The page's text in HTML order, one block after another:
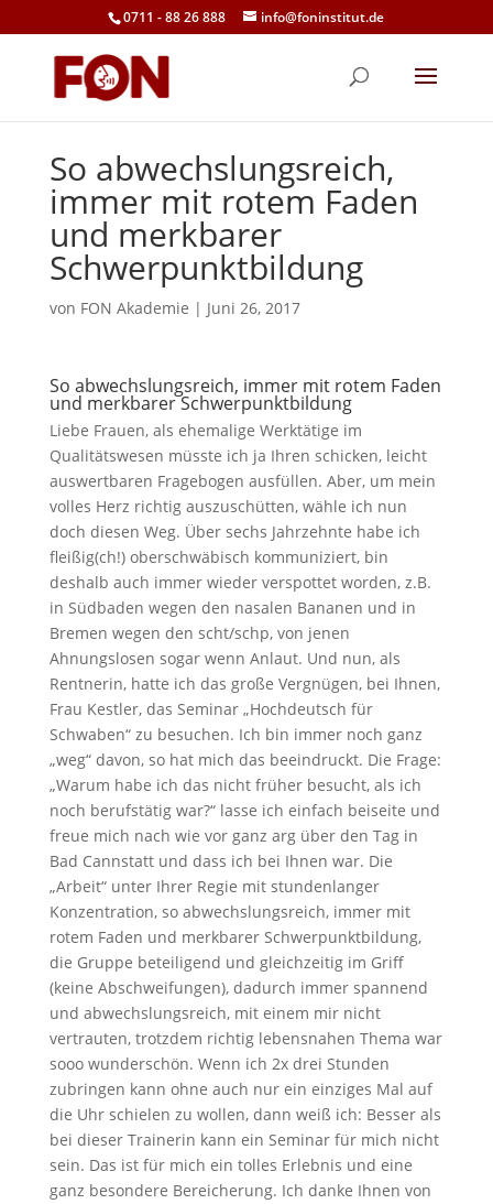
0711 - 88 26 888 info@foninstitut.de
So abwechslungsreich,
immer mit rotem Faden
und merkbarer
Schwerpunktbildung
von FON Akademie | Juni 26, 2017
So abwechslungsreich, immer mit rotem Faden
und merkbarer Schwerpunktbildung
Liebe Frauen, als ehemalige Werktätige im
Qualitätswesen müsste ich ja Ihren schicken, leicht
auswertbaren Fragebogen ausfüllen. Aber, um mein
volles Herz richtig auszuschütten, wähle ich nun
doch diesen Weg. Über sechs Jahrzehnte habe ich
fleißig(ch!) oberschwäbisch kommuniziert, bin
deshalb auch immer wieder verspottet worden, z.B.
in Südbaden wegen den nasalen Bananen und in
Bremen wegen den scht/schp, von jenen
Ahnungslosen sogar wenn Anlaut. Und nun, als
Rentnerin, hatte ich das große Vergnügen, bei Ihnen,
Frau Kestler, das Seminar „Hochdeutsch für
Schwaben“ zu besuchen. Ich bin immer noch ganz
„weg“ davon, so hat mich das beeindruckt. Die Frage:
„Warum habe ich das nicht früher besucht, als ich
noch berufstätig war?“ lasse ich einfach beiseite und
freue mich nach wie vor ganz arg über den Tag in
Bad Cannstatt und dass ich bei Ihnen war. Die
„Arbeit“ unter Ihrer Regie mit stundenlanger
Konzentration, so abwechslungsreich, immer mit
rotem Faden und merkbarer Schwerpunktbildung,
die Gruppe beteiligend und gleichzeitig im Griff
(keine Abschweifungen), dadurch immer spannend
und abwechslungsreich, mit einem mir nicht
vertrauten, trotzdem richtig lebensnahen Thema war
sooo wunderschön. Wenn ich 2x drei Stunden
zubringen kann ohne auch nur ein einziges Mal auf
die Uhr schielen zu wollen, dann weiß ich: Besser als
bei dieser Trainerin kann ein Seminar für mich nicht
sein. Das ist für mich ein tolles Erlebnis und eine
ganz besondere Bereicherung. Ich danke Ihnen von